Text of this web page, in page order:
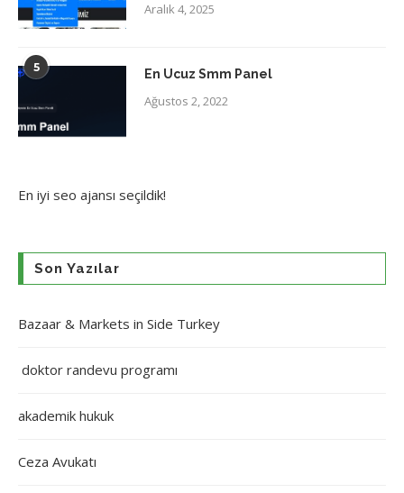
Aralık 4, 2025
5 En Ucuz Smm Panel
Ağustos 2, 2022
En iyi seo ajansı seçildik!
Son Yazılar
Bazaar & Markets in Side Turkey
doktor randevu programı
akademik hukuk
Ceza Avukatı